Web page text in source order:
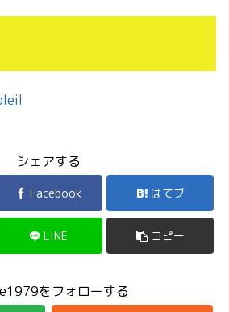
シェアする
Facebook はてブ
LINE コピー
をフォローする